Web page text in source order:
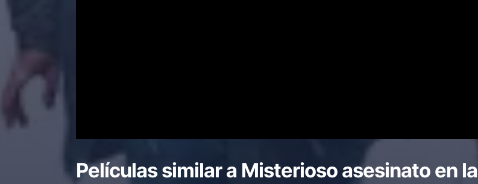
Películas similar a Misterioso asesinato en la